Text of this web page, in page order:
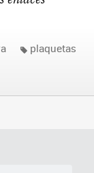
plaquetas